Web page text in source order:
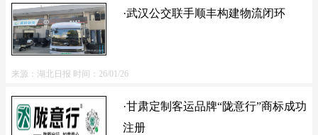
·武汉公交联手顺丰构建物流闭环
来源：湖北日报 时间：26/01/26
·甘肃定制客运品牌“陇意行”商标成功
注册